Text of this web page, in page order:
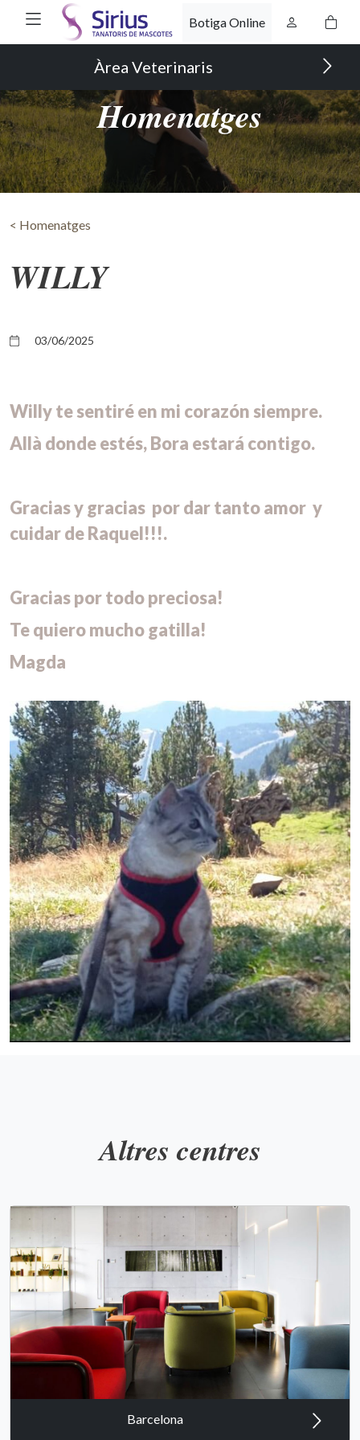
Botiga Online
Àrea Veterinaris
Homenatges
< Homenatges
WILLY
03/06/2025
Willy te sentiré en mi corazón siempre.
Allà donde estés, Bora estará contigo.
Gracias y gracias por dar tanto amor y
cuidar de Raquel!!!.
Gracias por todo preciosa!
Te quiero mucho gatilla!
Magda
Altres centres
Barcelona